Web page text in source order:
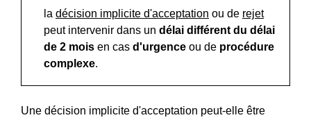
la décision implicite d'acceptation ou de rejet
peut intervenir dans un délai différent du délai
de 2 mois en cas d'urgence ou de procédure
complexe.
Une décision implicite d'acceptation peut-elle être